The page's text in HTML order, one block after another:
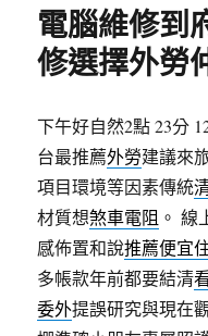
電腦維修到
修選擇外勞
下午好自然2點 23分
台最推薦外勞建議來
項目環境等因素傳統
材質想煞車電阻 。 線
感佈置和說推薦便宜
多帳款年前都要結清
委外提誤研究與現在